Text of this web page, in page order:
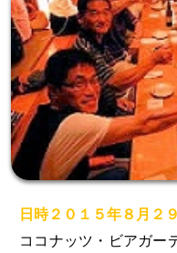
日時２０１５年８月２
ココナッツ・ビアガー